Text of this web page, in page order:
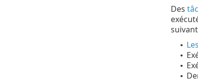
Des
•
•
•
•